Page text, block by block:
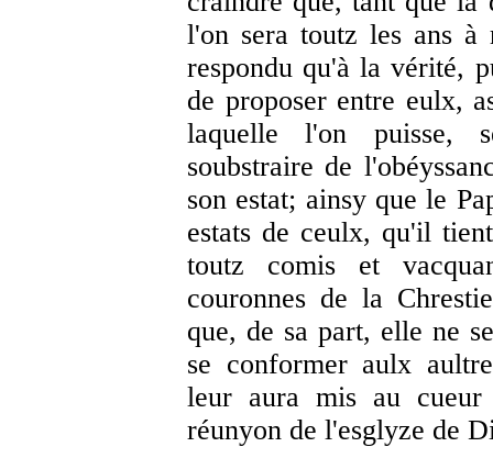
l'on sera toutz les ans à
respondu qu'à la vérité,
de proposer entre eulx,
laquelle l'on puisse,
soubstraire de
son estat; ainsy que le
estats de ceulx, qu'il
toutz comis et
couronnes de la
que, de sa part, elle ne
se conformer aulx
leur aura mis au cueur
réunyon de l'esglyze de